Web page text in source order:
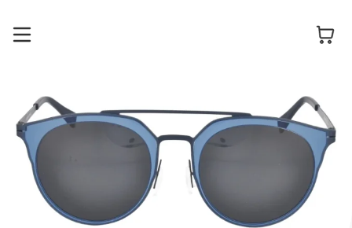
სათვალის
ჩარჩოები
მზის
სათვალეები